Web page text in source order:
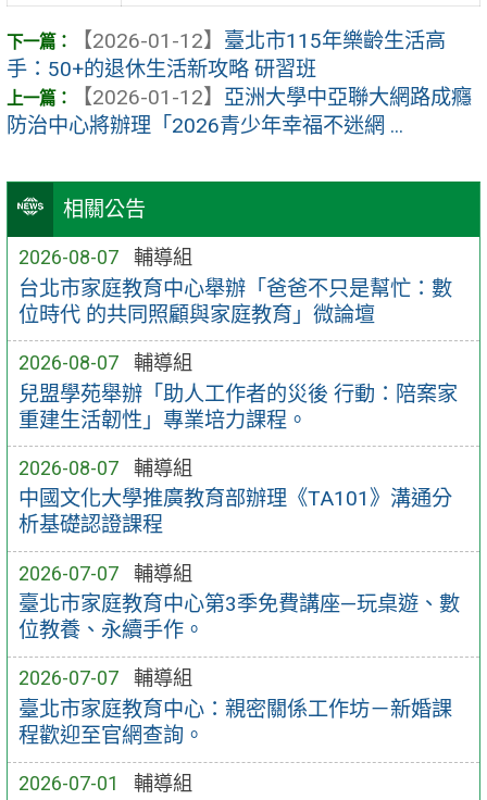
相關公告
2026-08-07 輔導組
台北市家庭教育中心舉辦「爸爸不只是幫忙：數
位時代 的共同照顧與家庭教育」微論壇
2026-08-07 輔導組
兒盟學苑舉辦「助人工作者的災後 行動：陪案家
重建生活韌性」專業培力課程。
2026-08-07 輔導組
中國文化大學推廣教育部辦理《TA101》溝通分
析基礎認證課程
2026-07-07 輔導組
臺北市家庭教育中心第3季免費講座—玩桌遊、數
位教養、永續手作。
2026-07-07 輔導組
臺北市家庭教育中心：親密關係工作坊－新婚課
程歡迎至官網查詢。
2026-07-01 輔導組
【2026-01-12】 臺北市115年樂齡生活高
手：50+的退休生活新攻略 研習班
【2026-01-12】 亞洲大學中亞聯大網路成癮
防治中心將辦理「2026青少年幸福不迷網 ...